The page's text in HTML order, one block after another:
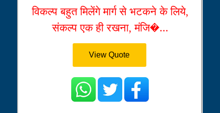
विकल्प बहुत मिलेंगे मार्ग से भटकने के लिये,
संकल्प एक ही रखना, मंजि�...
View Quote